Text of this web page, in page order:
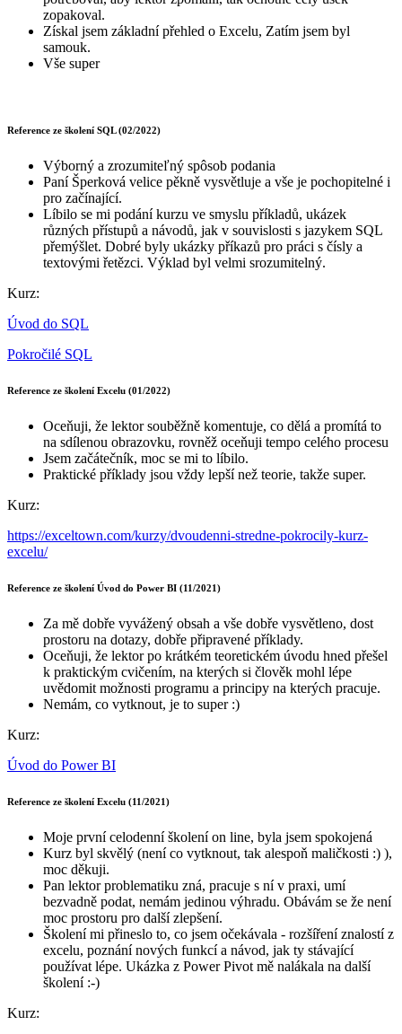
zopakoval.
Získal jsem základní přehled o Excelu, Zatím jsem byl
samouk.
Vše super
Reference ze školení SQL (02/2022)
Výborný a zrozumiteľný spôsob podania
Paní Šperková velice pěkně vysvětluje a vše je pochopitelné i
pro začínající.
Líbilo se mi podání kurzu ve smyslu příkladů, ukázek
různých přístupů a návodů, jak v souvislosti s jazykem SQL
přemýšlet. Dobré byly ukázky příkazů pro práci s čísly a
textovými řetězci. Výklad byl velmi srozumitelný.
Kurz:
Úvod do SQL
Pokročilé SQL
Reference ze školení Excelu (01/2022)
Oceňuji, že lektor souběžně komentuje, co dělá a promítá to
na sdílenou obrazovku, rovněž oceňuji tempo celého procesu
Jsem začátečník, moc se mi to líbilo.
Praktické příklady jsou vždy lepší než teorie, takže super.
Kurz:
https://exceltown.com/kurzy/dvoudenni-stredne-pokrocily-kurz-
excelu/
Reference ze školení Úvod do Power BI (11/2021)
Za mě dobře vyvážený obsah a vše dobře vysvětleno, dost
prostoru na dotazy, dobře připravené příklady.
Oceňuji, že lektor po krátkém teoretickém úvodu hned přešel
k praktickým cvičením, na kterých si člověk mohl lépe
uvědomit možnosti programu a principy na kterých pracuje.
Nemám, co vytknout, je to super :)
Kurz:
Úvod do Power BI
Reference ze školení Excelu (11/2021)
Moje první celodenní školení on line, byla jsem spokojená
Kurz byl skvělý (není co vytknout, tak alespoň maličkosti :) ),
moc děkuji.
Pan lektor problematiku zná, pracuje s ní v praxi, umí
bezvadně podat, nemám jedinou výhradu. Obávám se že není
moc prostoru pro další zlepšení.
Školení mi přineslo to, co jsem očekávala - rozšíření znalostí z
excelu, poznání nových funkcí a návod, jak ty stávající
používat lépe. Ukázka z Power Pivot mě nalákala na další
školení :-)
Kurz: